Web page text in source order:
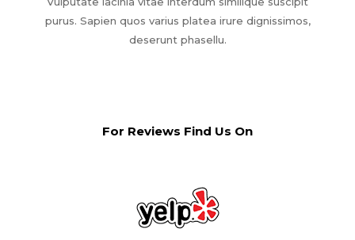
purus. Sapien quos varius platea irure dignissimos,
deserunt phasellu.
For Reviews Find Us On